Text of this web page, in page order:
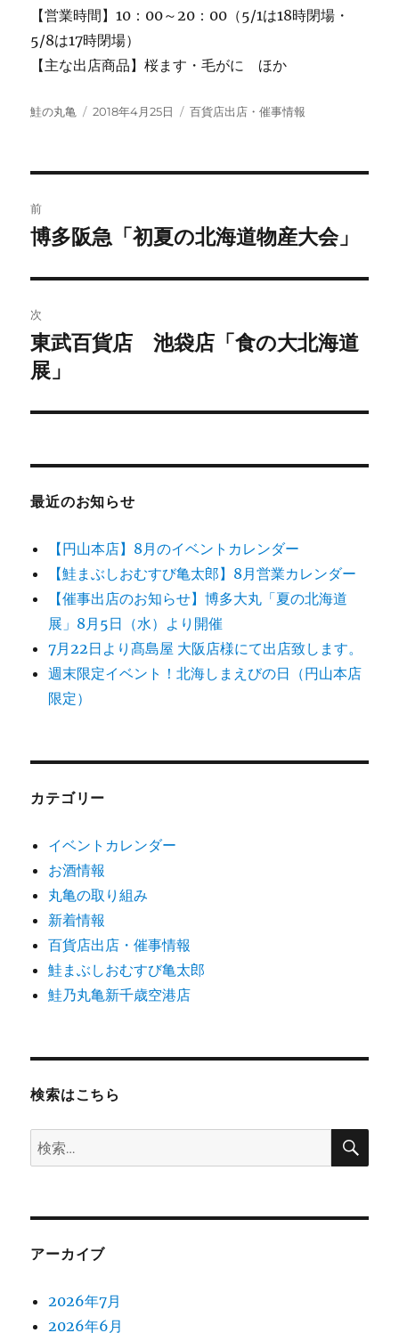
【営業時間】10：00～20：00（5/1は18時閉場・
5/8は17時閉場）
【主な出店商品】桜ます・毛がに ほか
投
鮭の丸亀
投
2018年4月25日
カ
百貨店出店・催事情報
稿
ビ
ゲ
ー
シ
ン
前
前
投
稿:
博多阪急「初夏の北海道物産大会」
次
次
の
稿:
東武百貨店 池袋店「食の大北海道
展」
最近のお知らせ
【円山本店】8月のイベントカレンダー
【鮭まぶしおむすび亀太郎】8月営業カレンダー
【催事出店のお知らせ】博多大丸「夏の北海道
展」8月5日（水）より開催
7月22日より髙島屋 大阪店様にて出店致します。
週末限定イベント！北海しまえびの日（円山本店
限定）
カテゴリー
イベントカレンダー
お酒情報
丸亀の取り組み
新着情報
百貨店出店・催事情報
鮭まぶしおむすび亀太郎
鮭乃丸亀新千歳空港店
検索はこちら
検
索:
検
アーカイブ
2026年7月
2026年6月